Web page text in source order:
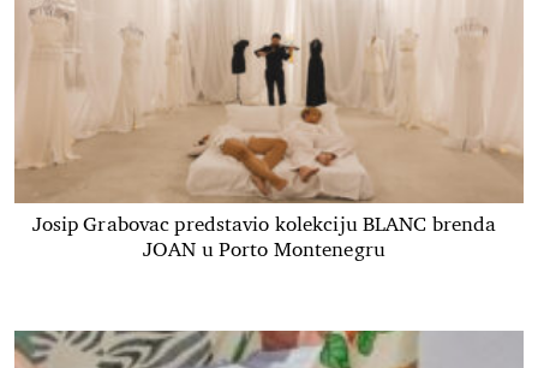
Josip Grabovac predstavio kolekciju BLANC brenda
JOAN u Porto Montenegru